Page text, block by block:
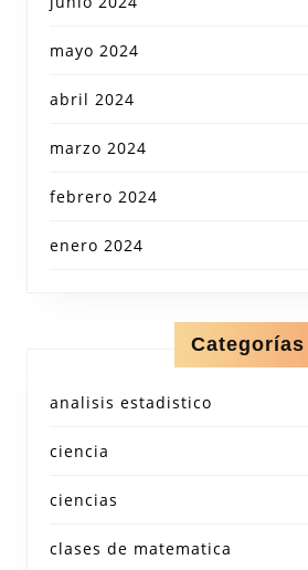
mayo 2024
abril 2024
marzo 2024
febrero 2024
enero 2024
Categorías
analisis estadistico
ciencia
ciencias
clases de matematica